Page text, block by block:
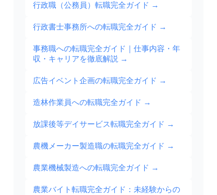
行政職（公務員）転職完全ガイド →
行政書士事務所への転職完全ガイド →
事務職への転職完全ガイド｜仕事内容・年
収・キャリアを徹底解説 →
広告イベント企画の転職完全ガイド →
造林作業員への転職完全ガイド →
放課後等デイサービス転職完全ガイド →
農機メーカー製造職の転職完全ガイド →
農業機械製造への転職完全ガイド →
農業バイト転職完全ガイド：未経験からの